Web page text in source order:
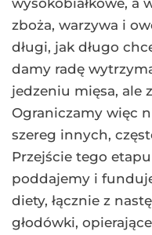
zboża, warzywa i
długi, jak długo
damy radę
jedzeniu mięsa, ale
Ograniczamy więc
szereg innych,
Przejście tego
poddajemy i
diety, łącznie z
głodówki,